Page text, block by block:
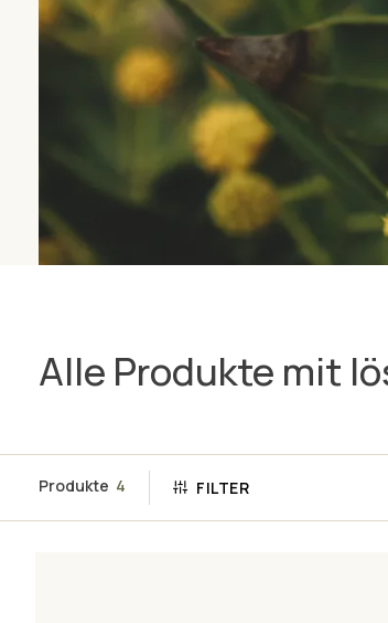
Alle Produkte mit
Produkte 4 FILTER